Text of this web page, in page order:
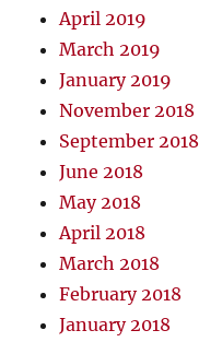
April 2019
March 2019
January 2019
November 2018
September 2018
June 2018
May 2018
April 2018
March 2018
February 2018
January 2018